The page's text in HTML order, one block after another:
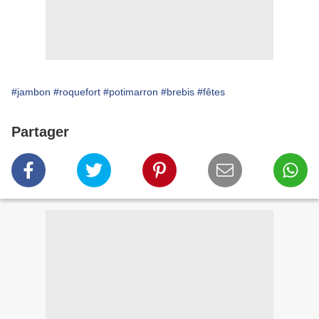
#jambon #roquefort #potimarron #brebis #fêtes
Partager